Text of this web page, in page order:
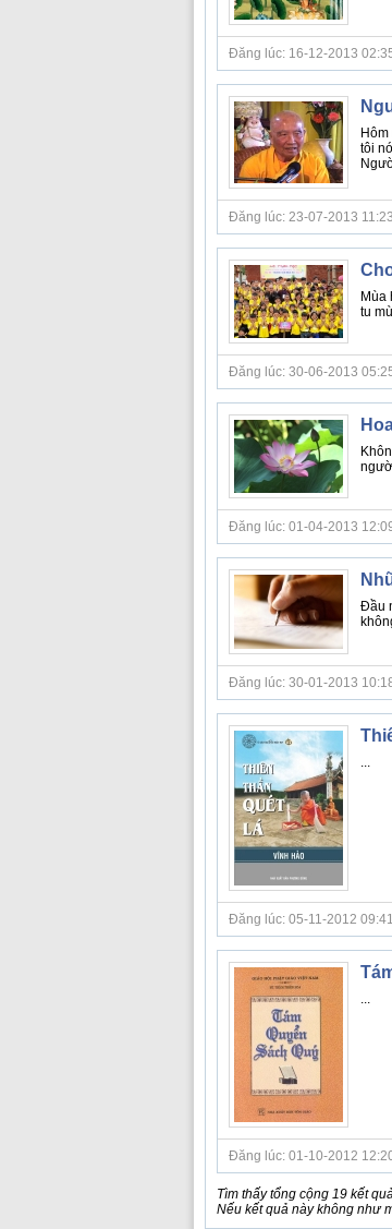
Đăng lúc: 16-12-2013
tôi
Đăng lúc: 23-07-2013
Mùa
tu
Đăng lúc: 30-06-2013
Đăng lúc: 01-04-2013
Đầu
Đăng lúc: 30-01-2013
...
Đăng lúc: 05-11-2012
...
Đăng lúc: 01-10-2012
Tìm thấy tổng cộng 19 kết
Nếu kết quả này không như